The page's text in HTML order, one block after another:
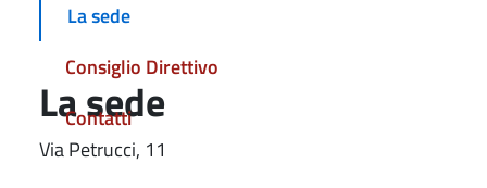
La sede
Consiglio Direttivo
Contatti
La sede
Via Petrucci, 11